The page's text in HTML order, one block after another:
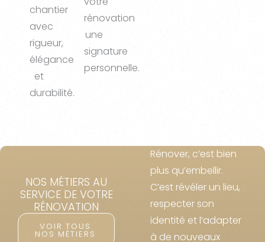
chantier
avec
rigueur,
élégance
et
durabilité.
rénovation
une
signature
personnelle.
NOS MÉTIERS AU
SERVICE DE VOTRE
RÉNOVATION
VOIR TOUS
NOS MÉTIERS
Rénover, c’est bien
plus qu’embellir.
C’est révéler un lieu,
respecter son
identité et l’adapter
à de nouveaux